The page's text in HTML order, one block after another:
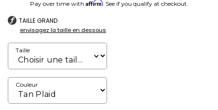
Pay over time with Affirm. See if you qualify at checkout.
TAILLE GRAND
envisagez la taille en dessous
Taille
Couleur